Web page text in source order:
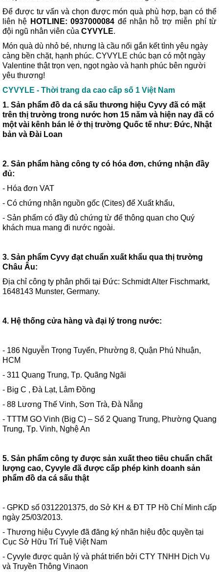
Để được tư vấn và chọn được món quà phù hợp, bạn có thể
liên hệ HOTLINE: 0937000084 để nhận hỗ trợ miễn phí từ
đội ngũ nhân viên của CYVYLE.
Món quà dù nhỏ bé, nhưng là cầu nối gắn kết tình yêu ngày
càng bền chặt, hạnh phúc. CYVYLE chúc bạn có một ngày
Valentine thật trọn vẹn, ngọt ngào và hạnh phúc bên người
yêu thương!
CYVYLE - Thời trang da cao cấp số 1 Việt Nam
1. Sản phẩm đồ da cá sấu thương hiệu Cyvy đã có mặt
trên thị trường trong nước hơn 15 năm và hiện nay đã có
một vài kênh bán lẻ ở thị trường Quốc tế như: Đức, Nhật
bản và Đài Loan
2. Sản phẩm hàng công ty có hóa đơn, chứng nhận đầy
đủ:
- Hóa đơn VAT
- Có chứng nhận nguồn gốc (Cites) để Xuất khẩu,
- Sản phẩm có đầy đủ chứng từ để thông quan cho Quý
khách mua mang đi nước ngoài.
3. Sản phẩm Cyvy đạt chuẩn xuất khẩu qua thị trường
Châu Âu:
Địa chỉ công ty phân phối tại Đức: Schmidt Alter Fischmarkt,
1648143 Munster, Germany.
4. Hệ thống cửa hàng và đại lý trong nước:
- 186 Nguyễn Trọng Tuyển, Phường 8, Quận Phú Nhuận,
HCM
- 311 Quang Trung, Tp. Quãng Ngãi
- Big C , Đà Lạt, Lâm Đồng
- 88 Lương Thế Vinh, Sơn Trà, Đà Nẵng
- TTTM GO Vinh (Big C) – Số 2 Quang Trung, Phường Quang
Trung, Tp. Vinh, Nghệ An
5. Sản phẩm công ty được sản xuất theo tiêu chuẩn chất
lượng cao, Cyvyle đã được cấp phép kinh doanh sản
phẩm đồ da cá sấu thật
- GPKD số 0312201375, do Sở KH & ĐT TP Hồ Chí Minh cấp
ngày 25/03/2013.
- Thương hiệu Cyvyle đã đăng ký nhãn hiệu độc quyền tại
Cục Sở Hữu Trí Tuệ Việt Nam
- Cyvyle được quản lý và phát triển bởi CTY TNHH Dịch Vụ
và Truyền Thông Vinaon